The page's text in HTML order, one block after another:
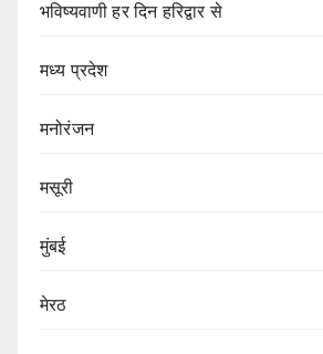
भविष्यवाणी हर दिन हरिद्वार से
मध्य प्रदेश
मनोरंजन
मसूरी
मुंबई
मेरठ